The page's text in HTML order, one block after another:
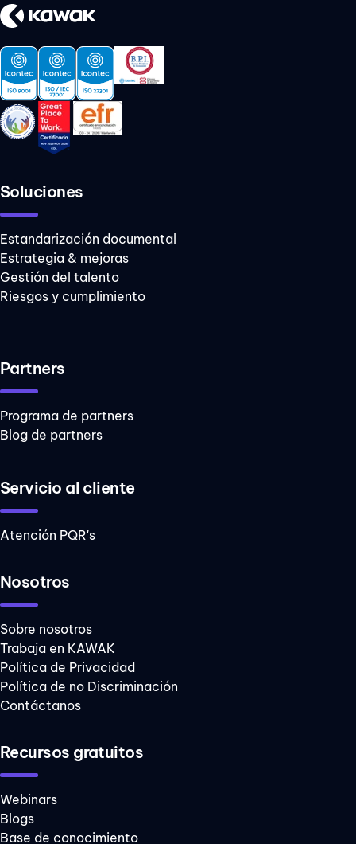
Soluciones
Estandarización documental
Estrategia & mejoras
Gestión del talento
Riesgos y cumplimiento
Partners
Programa de partners
Blog de partners
Servicio al cliente
Atención PQR's
Nosotros
Sobre nosotros
Trabaja en KAWAK
Política de Privacidad
Política de no Discriminación
Contáctanos
Recursos gratuitos
Webinars
Blogs
Base de conocimiento